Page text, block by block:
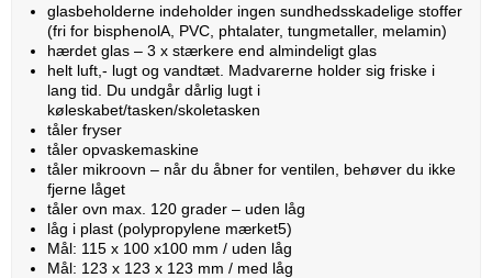
glasbeholderne indeholder ingen sundhedsskadelige stoffer
(fri for bisphenolA, PVC, phtalater, tungmetaller, melamin)
hærdet glas – 3 x stærkere end almindeligt glas
helt luft,- lugt og vandtæt. Madvarerne holder sig friske i
lang tid. Du undgår dårlig lugt i
køleskabet/tasken/skoletasken
tåler fryser
tåler opvaskemaskine
tåler mikroovn – når du åbner for ventilen, behøver du ikke
fjerne låget
tåler ovn max. 120 grader – uden låg
låg i plast (polypropylene mærket5)
Mål: 115 x 100 x100 mm / uden låg
Mål: 123 x 123 x 123 mm / med låg